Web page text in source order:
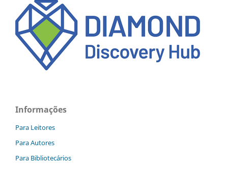
Informações
Para Leitores
Para Autores
Para Bibliotecários